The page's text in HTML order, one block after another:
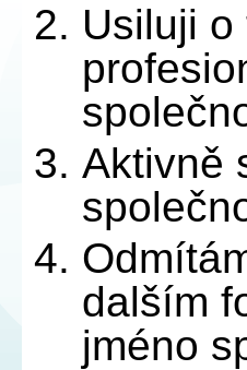
Usiluji
Aktivně
dalším
jméno